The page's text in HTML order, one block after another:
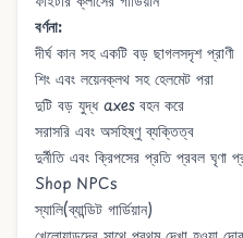
বর্ণনা:
দীর্ঘ কান সহ একটি বড় ছাগলসদৃশ প্রাণী
শিং এবং লয়েনক্লথ সহ হেলমেট পরা
দুটি বড় যুদ্ধ axes বহন করে
সরাসরি এবং অসহিষ্ণু ব্যক্তিত্ব
দুর্নীতি এবং ক্রিপসের প্রতি প্রবল ঘৃণা
Shop NPCs
স্যালি(ব্যান্ডিট গার্ডিয়ান)